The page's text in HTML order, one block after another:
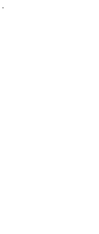
.